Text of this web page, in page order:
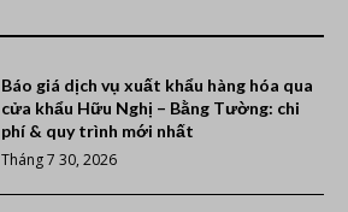
Báo giá dịch vụ xuất khẩu hàng hóa qua
cửa khẩu Hữu Nghị – Bằng Tường: chi
phí & quy trình mới nhất
Tháng 7 30, 2026